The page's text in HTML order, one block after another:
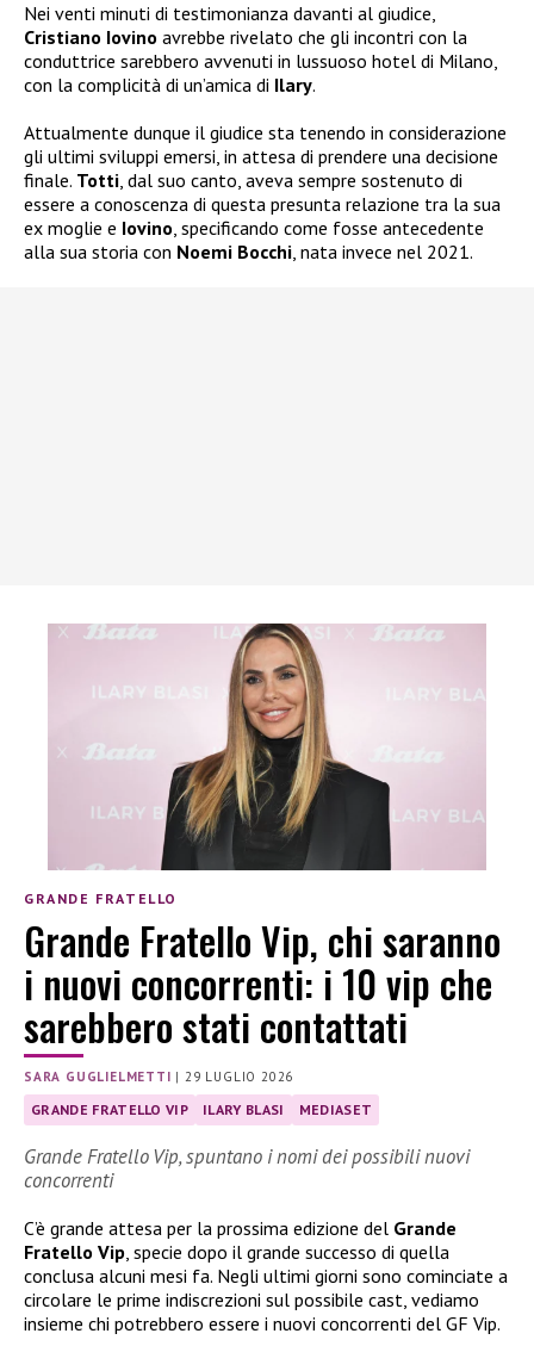
Nei venti minuti di testimonianza davanti al giudice,
Cristiano Iovino avrebbe rivelato che gli incontri con la
conduttrice sarebbero avvenuti in lussuoso hotel di Milano,
con la complicità di un’amica di Ilary.
Attualmente dunque il giudice sta tenendo in considerazione
gli ultimi sviluppi emersi, in attesa di prendere una decisione
finale. Totti, dal suo canto, aveva sempre sostenuto di
essere a conoscenza di questa presunta relazione tra la sua
ex moglie e Iovino, specificando come fosse antecedente
alla sua storia con Noemi Bocchi, nata invece nel 2021.
GRANDE FRATELLO
Grande Fratello Vip, chi saranno
i nuovi concorrenti: i 10 vip che
sarebbero stati contattati
SARA GUGLIELMETTI | 29 LUGLIO 2026
GRANDE FRATELLO VIP ILARY BLASI MEDIASET
Grande Fratello Vip, spuntano i nomi dei possibili nuovi
concorrenti
C’è grande attesa per la prossima edizione del Grande
Fratello Vip, specie dopo il grande successo di quella
conclusa alcuni mesi fa. Negli ultimi giorni sono cominciate a
circolare le prime indiscrezioni sul possibile cast, vediamo
insieme chi potrebbero essere i nuovi concorrenti del GF Vip.